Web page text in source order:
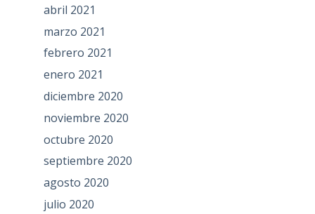
abril 2021
marzo 2021
febrero 2021
enero 2021
diciembre 2020
noviembre 2020
octubre 2020
septiembre 2020
agosto 2020
julio 2020